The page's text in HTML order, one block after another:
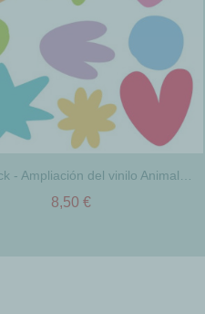
Extra Pack - Ampliación del vinilo Animales carnaval
8,50 €